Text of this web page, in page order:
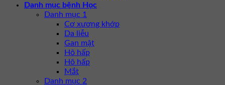
Danh mục bệnh Học
Danh mục 1
Cơ xương khớp
Da liễu
Gan mật
Hô hấp
Hô hấp
Mắt
Danh mục 2